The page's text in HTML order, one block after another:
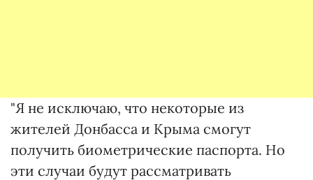
"Я не исключаю, что некоторые из
жителей Донбасса и Крыма смогут
получить биометрические паспорта. Но
эти случаи будут рассматривать